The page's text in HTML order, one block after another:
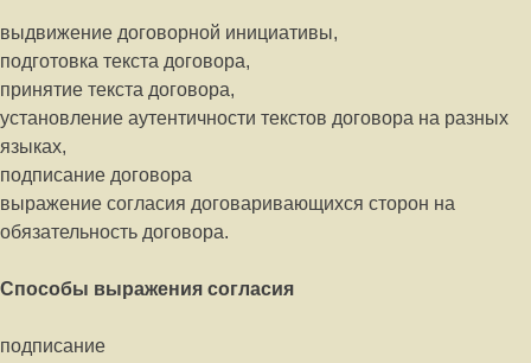
выдвижение договорной инициативы,
подготовка текста договора,
принятие текста договора,
установление аутентичности текстов договора на разных
языках,
подписание договора
выражение согласия договаривающихся сторон на
обязательность договора.
Способы выражения согласия
подписание